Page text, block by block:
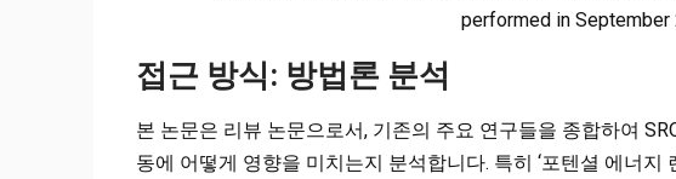
performed in September
접근 방식: 방법론 분석
본 논문은 리뷰 논문으로서, 기존의 주요 연구들을 종합하여
동에 어떻게 영향을 미치는지 분석합니다. 특히 ‘포텐셜 에너